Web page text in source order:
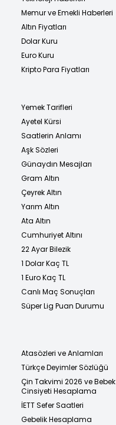
Memur ve Emekli Haberleri
Altın Fiyatları
Dolar Kuru
Euro Kuru
Kripto Para Fiyatları
Yemek Tarifleri
Ayetel Kürsi
Saatlerin Anlamı
Aşk Sözleri
Günaydın Mesajları
Gram Altın
Çeyrek Altın
Yarım Altın
Ata Altın
Cumhuriyet Altını
22 Ayar Bilezik
1 Dolar Kaç TL
1 Euro Kaç TL
Canlı Maç Sonuçları
Süper Lig Puan Durumu
Atasözleri ve Anlamları
Türkçe Deyimler Sözlüğü
Çin Takvimi 2026 ve Bebek
Cinsiyeti Hesaplama
İETT Sefer Saatleri
Gebelik Hesaplama